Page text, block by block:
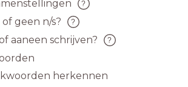
geen n/s?
aaneen schrijven?
herkennen